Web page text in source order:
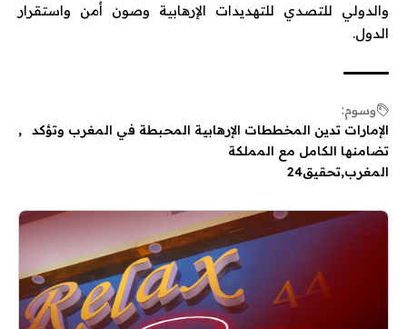
والدولي للتصدي للتهديدات الإرهابية وصون أمن واستقرار
الدول.
وسوم:
الإمارات تدين المخططات الإرهابية المحبطة في المغرب وتؤكد
تضامنها الكامل مع المملكة
المغرب تحقيق24